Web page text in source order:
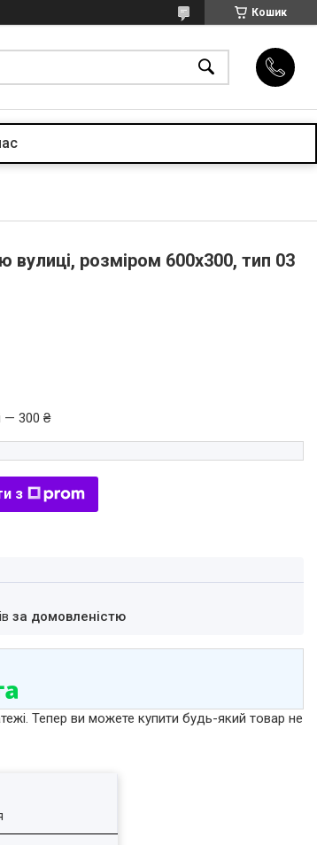
Кошик
розміром 600х300, тип 03
— 300 ₴
з
за домовленістю
Тепер ви можете купити будь-який товар не